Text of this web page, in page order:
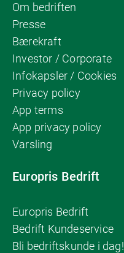
Om bedriften
Presse
Bærekraft
Investor / Corporate
Infokapsler / Cookies
Privacy policy
App terms
App privacy policy
Varsling
Europris Bedrift
Europris Bedrift
Bedrift Kundeservice
Bli bedriftskunde i dag!